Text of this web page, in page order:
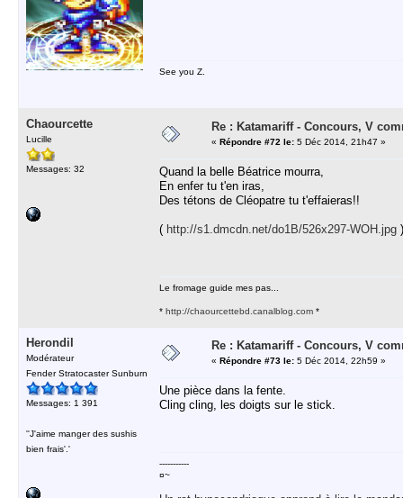
See you Z.
Chaourcette
Lucille
Messages: 32
Re : Katamariff - Concours, V
« Répondre #72 le: 5 Déc 2014, 21h47 »
Quand la belle Béatrice mourra,
En enfer tu t'en iras,
Des tétons de Cléopatre tu t'effaieras!!
( http://s1.dmcdn.net/do1B/526x297-WOH.jpg )
Le fromage guide mes pas...
* http://chaourcettebd.canalblog.com *
Herondil
Modérateur
Fender Stratocaster Sunburn
Messages: 1 391
''J'aime manger des sushis
bien frais'.'
Re : Katamariff - Concours, V
« Répondre #73 le: 5 Déc 2014, 22h59 »
Une pièce dans la fente.
Cling cling, les doigts sur le stick.
-----------
¤~